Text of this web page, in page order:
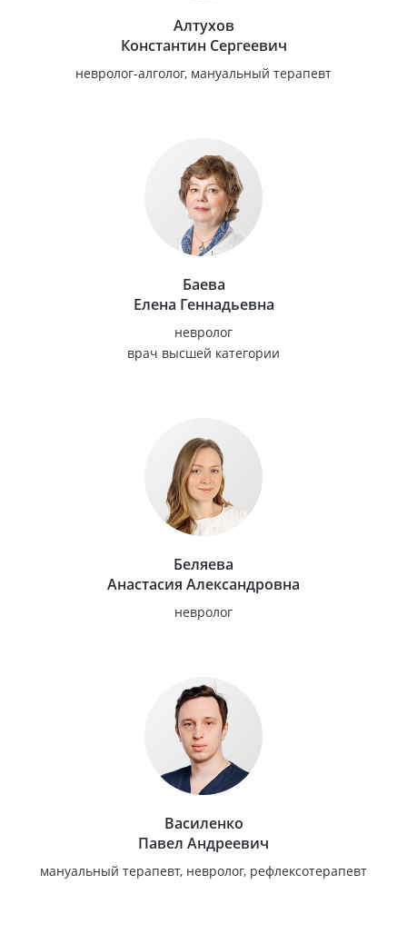
Алтухов
Константин Сергеевич
невролог-алголог, мануальный терапевт
Баева
Елена Геннадьевна
невролог
врач высшей категории
Беляева
Анастасия Александровна
невролог
Василенко
Павел Андреевич
мануальный терапевт, невролог, рефлексотерапевт